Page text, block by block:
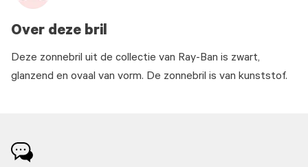
Over deze bril
Deze zonnebril uit de collectie van Ray-Ban is zwart,
glanzend en ovaal van vorm. De zonnebril is van kunststof.